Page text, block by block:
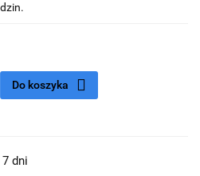
Do koszyka
7 dni